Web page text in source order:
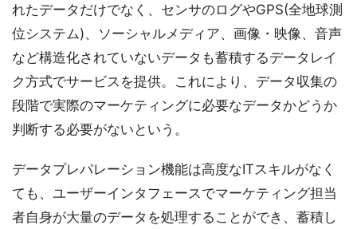
れたデータだけでなく、センサのログやGPS(全地球測
位システム)、ソーシャルメディア、画像・映像、音声
など構造化されていないデータも蓄積するデータレイ
ク方式でサービスを提供。これにより、データ収集の
段階で実際のマーケティングに必要なデータかどうか
判断する必要がないという。
データプレパレーション機能は高度なITスキルがなく
ても、ユーザーインタフェースでマーケティング担当
者自身が大量のデータを処理することができ、蓄積し